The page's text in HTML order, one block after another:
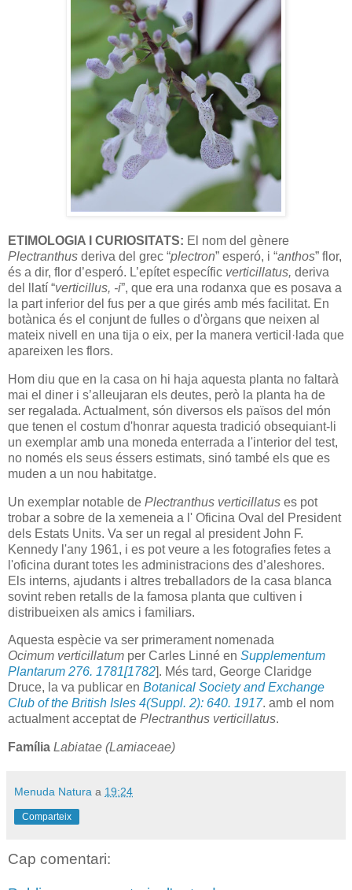
ETIMOLOGIA I CURIOSITATS: El nom del gènere
Plectranthus deriva del grec “plectron” esperó, i “anthos” flor,
és a dir, flor d’esperó. L’epítet específic verticillatus, deriva
del llatí “verticillus, -i”, que era una rodanxa que es posava a
la part inferior del fus per a que girés amb més facilitat. En
botànica és el conjunt de fulles o d'òrgans que neixen al
mateix nivell en una tija o eix, per la manera verticil·lada que
apareixen les flors.
Hom diu que en la casa on hi haja aquesta planta no faltarà
mai el diner i s’alleujaran els deutes, però la planta ha de
ser regalada. Actualment, són diversos els països del món
que tenen el costum d'honrar aquesta tradició obsequiant-li
un exemplar amb una moneda enterrada a l'interior del test,
no només els seus éssers estimats, sinó també els que es
muden a un nou habitatge.
Un exemplar notable de Plectranthus verticillatus es pot
trobar a sobre de la xemeneia a l' Oficina Oval del President
dels Estats Units. Va ser un regal al president John F.
Kennedy l'any 1961, i es pot veure a les fotografies fetes a
l'oficina durant totes les administracions des d’aleshores.
Els interns, ajudants i altres treballadors de la casa blanca
sovint reben retalls de la famosa planta que cultiven i
distribueixen als amics i familiars.
Aquesta espècie va ser primerament nomenada
Ocimum verticillatum per Carles Linné en Supplementum
Plantarum 276. 1781[1782]. Més tard, George Claridge
Druce, la va publicar en Botanical Society and Exchange
Club of the British Isles 4(Suppl. 2): 640. 1917. amb el nom
actualment acceptat de Plectranthus verticillatus.
Família Labiatae (Lamiaceae)
Menuda Natura a 19:24
Comparteix
Cap comentari: